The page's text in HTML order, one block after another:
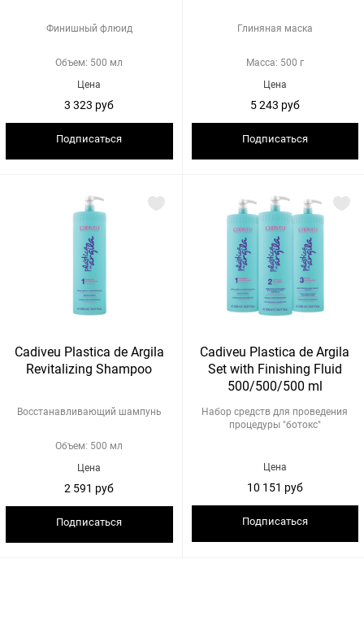
Финишный флюид
Объем: 500 мл
Цена
3 323 руб
Подписаться
Глиняная маска
Масса: 500 г
Цена
5 243 руб
Подписаться
Cadiveu Plastica de Argila
Revitalizing Shampoo
Восстанавливающий шампунь
Объем: 500 мл
Цена
2 591 руб
Подписаться
Cadiveu Рlastica de Argila
Set with Finishing Fluid
500/500/500 ml
Набор средств для проведения
процедуры "ботокс"
Цена
10 151 руб
Подписаться